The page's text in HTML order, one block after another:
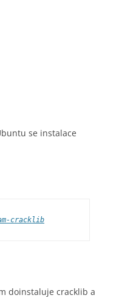
se instalace
cracklib
doinstaluje cracklib a